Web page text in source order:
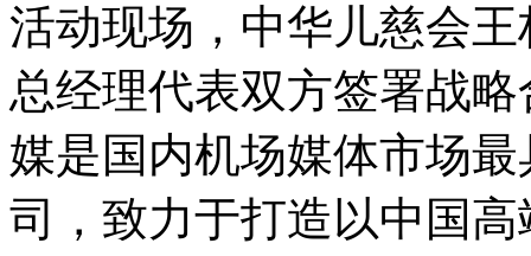
活动现场，中华儿慈会
总经理代表双方签署战
媒是国内机场媒体市场
司，致力于打造以中国